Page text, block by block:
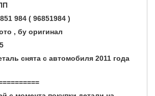
984 ( 96851984 )
, бу оригинал
снята с автомобиля 2011 года